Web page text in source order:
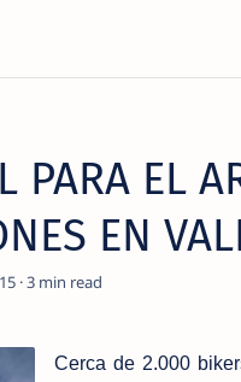
PARA EL
EN
3
Cerca de 2.000